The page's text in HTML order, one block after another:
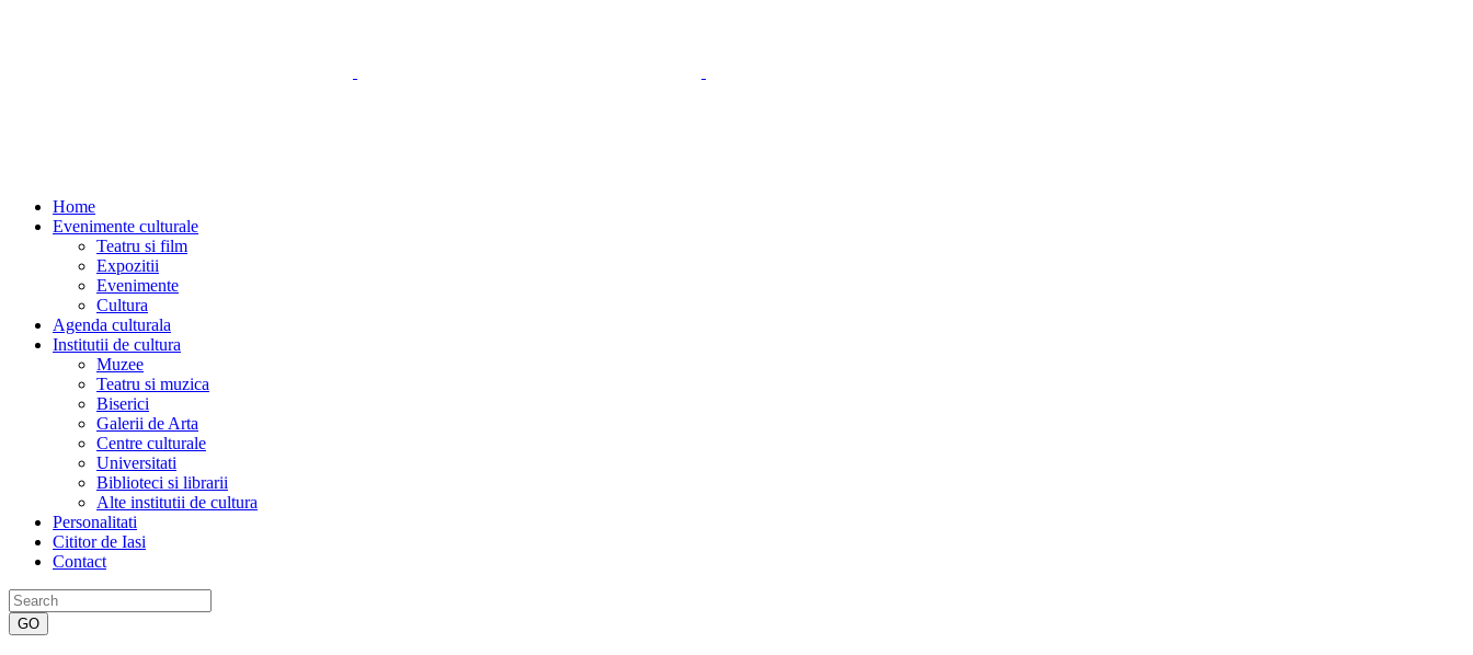
Home
Evenimente culturale
Teatru si film
Expozitii
Evenimente
Cultura
Agenda culturala
Institutii de cultura
Muzee
Teatru si muzica
Biserici
Galerii de Arta
Centre culturale
Universitati
Biblioteci si librarii
Alte institutii de cultura
Personalitati
Cititor de Iasi
Contact